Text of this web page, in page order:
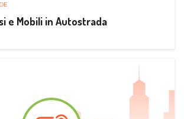
e Mobili in Autostrada